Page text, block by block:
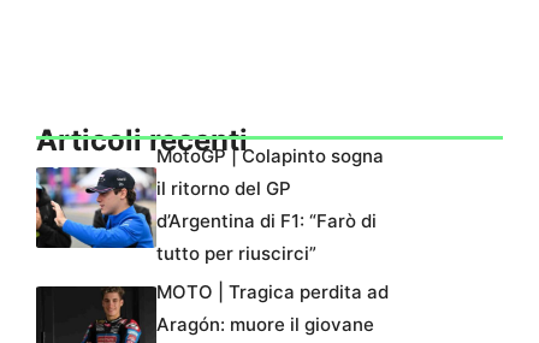
Articoli recentiMotoGP | Colapinto sogna
il ritorno del GP
d’Argentina di F1: “Farò di
tutto per riuscirci”
MOTO | Tragica perdita ad
Aragón: muore il giovane